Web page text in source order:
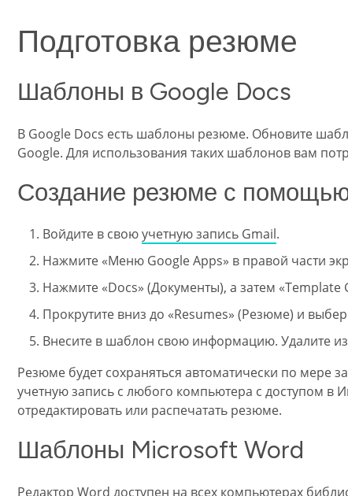
Подготовка резюме
Шаблоны в Google Docs
В Google Docs есть шаблоны резюме. Обновите
Google. Для использования таких шаблонов вам
Создание резюме с
Войдите в своюучетную запись Gmail.
Нажмите «Меню Google Apps» в правой части
Нажмите «Docs» (Документы), а затем «Template
Прокрутите вниз до «Resumes» (Резюме) и
Внесите в шаблон свою информацию. Удалите
Резюме будет сохраняться автоматически по мере
учетную запись с любого компьютера с доступом в
отредактировать или распечатать резюме.
Шаблоны Microsoft Word
Редактор Word доступен на всех компьютерах